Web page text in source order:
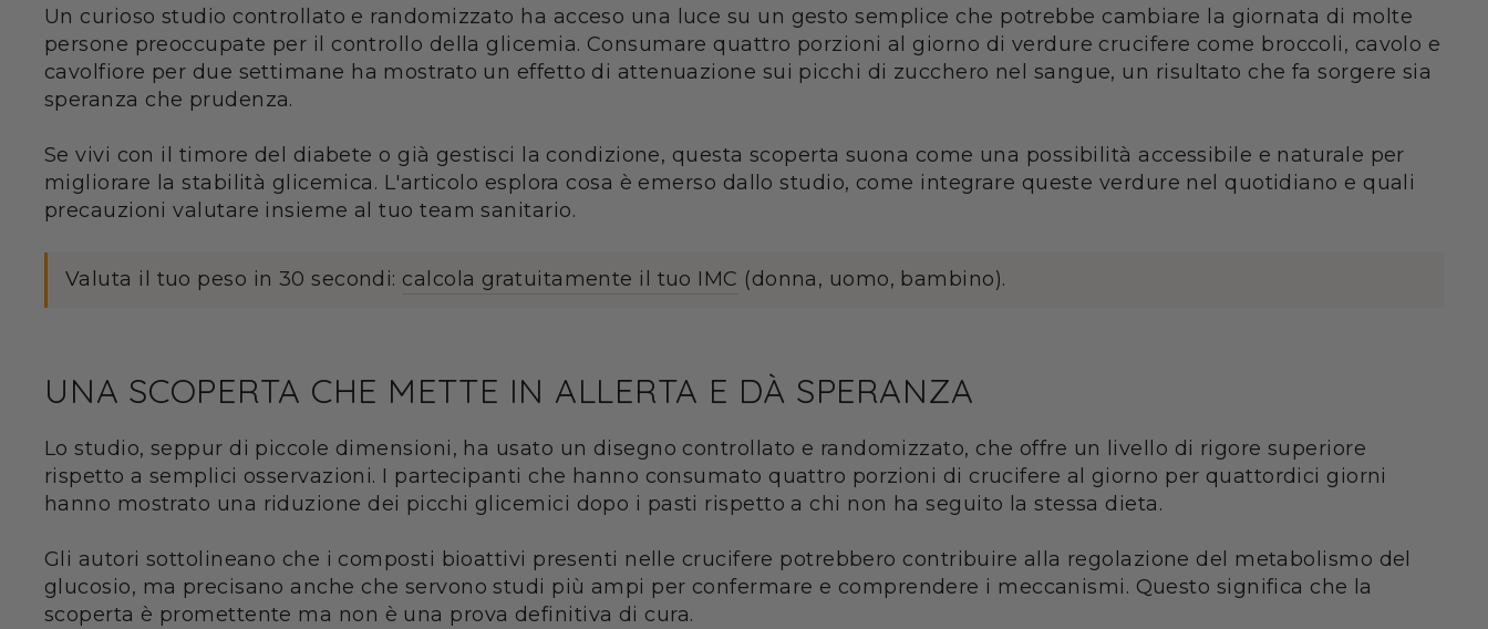
Un curioso studio controllato e randomizzato ha acceso una luce su un gesto semplice che potrebbe cambiare la giornata di molte
persone preoccupate per il controllo della glicemia. Consumare quattro porzioni al giorno di verdure crucifere come broccoli, cavolo e
cavolfiore per due settimane ha mostrato un effetto di attenuazione sui picchi di zucchero nel sangue, un risultato che fa sorgere sia
speranza che prudenza.
Se vivi con il timore del diabete o già gestisci la condizione, questa scoperta suona come una possibilità accessibile e naturale per
migliorare la stabilità glicemica. L'articolo esplora cosa è emerso dallo studio, come integrare queste verdure nel quotidiano e quali
precauzioni valutare insieme al tuo team sanitario.
Valuta il tuo peso in 30 secondi: calcola gratuitamente il tuo IMC (donna, uomo, bambino).
UNA SCOPERTA CHE METTE IN ALLERTA E DÀ SPERANZA
Lo studio, seppur di piccole dimensioni, ha usato un disegno controllato e randomizzato, che offre un livello di rigore superiore
rispetto a semplici osservazioni. I partecipanti che hanno consumato quattro porzioni di crucifere al giorno per quattordici giorni
hanno mostrato una riduzione dei picchi glicemici dopo i pasti rispetto a chi non ha seguito la stessa dieta.
Gli autori sottolineano che i composti bioattivi presenti nelle crucifere potrebbero contribuire alla regolazione del metabolismo del
glucosio, ma precisano anche che servono studi più ampi per confermare e comprendere i meccanismi. Questo significa che la
scoperta è promettente ma non è una prova definitiva di cura.